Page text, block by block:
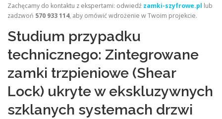
Zachęcamy do kontaktu z ekspertami: odwiedź zamki-szyfrowe.pl lub
zadzwoń 570 933 114, aby omówić wdrożenie w Twoim projekcie.
Studium przypadku
technicznego: Zintegrowane
zamki trzpieniowe (Shear
Lock) ukryte w ekskluzywnych
szklanych systemach drzwi